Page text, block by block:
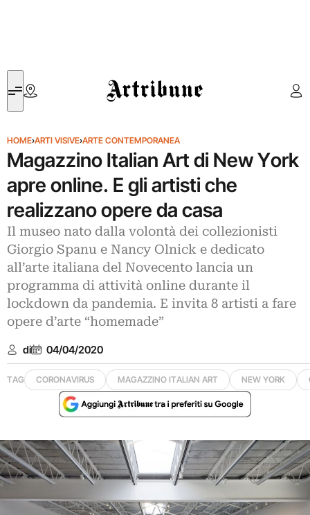
Artribune
HOME›ARTI VISIVE›ARTE CONTEMPORANEA
Magazzino Italian Art di New York
apre online. E gli artisti che
realizzano opere da casa
Il museo nato dalla volontà dei collezionisti
Giorgio Spanu e Nancy Olnick e dedicato
all’arte italiana del Novecento lancia un
programma di attività online durante il
lockdown da pandemia. E invita 8 artisti a fare
opere d’arte “homemade”
di 04/04/2020
TAG CORONAVIRUS MAGAZZINO ITALIAN ART NEW YORK